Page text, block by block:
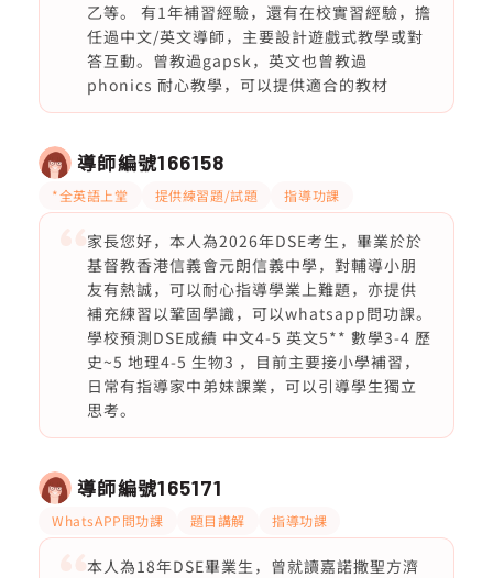
乙等。 有1年補習經驗，還有在校實習經驗，擔
任過中文/英文導師，主要設計遊戲式教學或對
答互動。曾教過gapsk，英文也曾教過
phonics 耐心教學，可以提供適合的教材
導師編號166158
*全英語上堂 提供練習題/試題 指導功課
家長您好，本人為2026年DSE考生，畢業於於
基督教香港信義會元朗信義中學，對輔導小朋
友有熱誠，可以耐心指導學業上難題，亦提供
補充練習以鞏固學識，可以whatsapp問功課。
學校預測DSE成績 中文4-5 英文5** 數學3-4 歷
史~5 地理4-5 生物3 ，目前主要接小學補習，
日常有指導家中弟妹課業，可以引導學生獨立
思考。
導師編號165171
WhatsAPP問功課 題目講解 指導功課
本人為18年DSE畢業生，曾就讀嘉諾撒聖方濟